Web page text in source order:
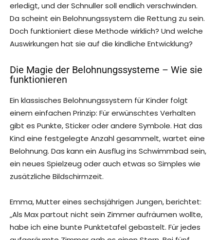
erledigt, und der Schnuller soll endlich verschwinden.
Da scheint ein Belohnungssystem die Rettung zu sein.
Doch funktioniert diese Methode wirklich? Und welche
Auswirkungen hat sie auf die kindliche Entwicklung?
Die Magie der Belohnungssysteme – Wie sie
funktionieren
Ein klassisches Belohnungssystem für Kinder folgt
einem einfachen Prinzip: Für erwünschtes Verhalten
gibt es Punkte, Sticker oder andere Symbole. Hat das
Kind eine festgelegte Anzahl gesammelt, wartet eine
Belohnung. Das kann ein Ausflug ins Schwimmbad sein,
ein neues Spielzeug oder auch etwas so Simples wie
zusätzliche Bildschirmzeit.
Emma, Mutter eines sechsjährigen Jungen, berichtet:
„Als Max partout nicht sein Zimmer aufräumen wollte,
habe ich eine bunte Punktetafel gebastelt. Für jedes